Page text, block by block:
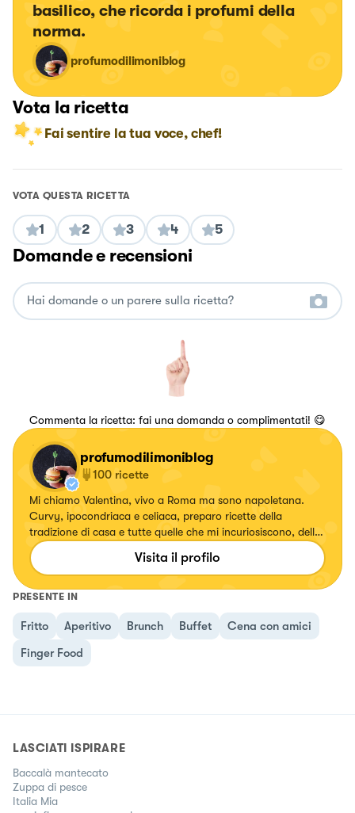
basilico, che ricorda i profumi della
norma.
profumodilimoniblog
Vota la ricetta
Fai sentire la tua voce, chef!
VOTA QUESTA RICETTA
1 2 3 4 5
Domande e recensioni
Commenta la ricetta: fai una domanda o complimentati! 😋
profumodilimoniblog
100 ricette
Mi chiamo Valentina, vivo a Roma ma sono napoletana.
Curvy, ipocondriaca e celiaca, preparo ricette della
tradizione di casa e tutte quelle che mi incuriosiscono, della
cucina italiana ed estera. Mangio senza glutine però cucino
per onnivori, don't worry. La mia cucina preferita? Quella
indiana. Amo i cani e le tartarughe terrestri.
Visita il profilo
PRESENTE IN
Fritto Aperitivo Brunch Buffet
Cena con amici
Finger Food
LASCIATI ISPIRARE
Baccalà mantecato
Zuppa di pesce
Italia Mia